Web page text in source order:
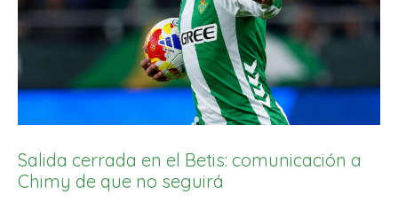
Salida cerrada en el Betis: comunicación a
Chimy de que no seguirá